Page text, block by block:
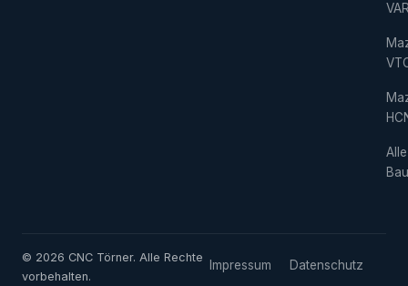
Alle
© 2026 CNC Törner. Alle Rechte
vorbehalten.
Impressum Datenschutz